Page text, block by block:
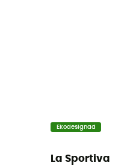
Ekodesignad
La Sportiva